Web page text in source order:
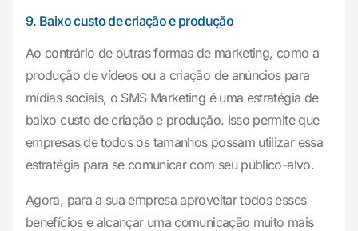
9. Baixo custo de criação e produção
Ao contrário de outras formas de marketing, como a
produção de vídeos ou a criação de anúncios para
mídias sociais, o SMS Marketing é uma estratégia de
baixo custo de criação e produção. Isso permite que
empresas de todos os tamanhos possam utilizar essa
estratégia para se comunicar com seu público-alvo.
Agora, para a sua empresa aproveitar todos esses
benefícios e alcançar uma comunicação muito mais